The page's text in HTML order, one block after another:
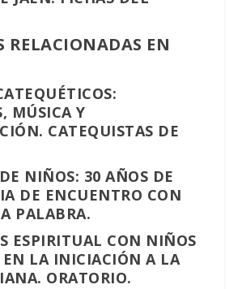
RELACIONADAS EN
MÚSICA Y
CATEQUISTAS DE
NIÑOS: 30 AÑOS DE
DE ENCUENTRO CON
PALABRA.
ESPIRITUAL CON NIÑOS
EN LA INICIACIÓN A LA
ORATORIO.